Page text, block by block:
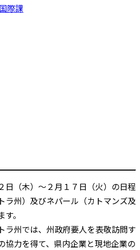
際課
（木）～２月１７日（火）の日程
ラ州）及びネパール（カトマンズ及
。
州では、州政府要人を表敬訪問す
協力を得て、県内企業と現地企業の